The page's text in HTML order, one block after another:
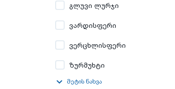
გლუვი ლურჯი
ვარდისფერი
ვერცხლისფერი
ზურმუხტი
მეტის ნახვა